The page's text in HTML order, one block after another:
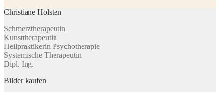
Christiane Holsten
Schmerztherapeutin
Kunsttherapeutin
Heilpraktikerin Psychotherapie
Systemische Therapeutin
Dipl. Ing.
Bilder kaufen